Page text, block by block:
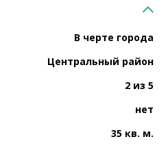
В черте города
Центральный район
2 из 5
нет
35 кв. м.